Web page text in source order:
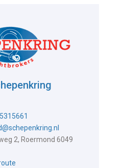
2, Roermond 6049